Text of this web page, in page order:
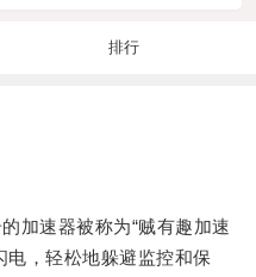
排行
速器被称为“贼有趣加速
电，轻松地躲避监控和保